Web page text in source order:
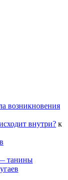
возникновения
внутри? к
танины